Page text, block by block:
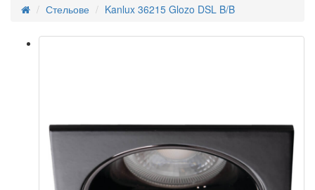
Стельове
Kanlux 36215 Glozo DSL B/B